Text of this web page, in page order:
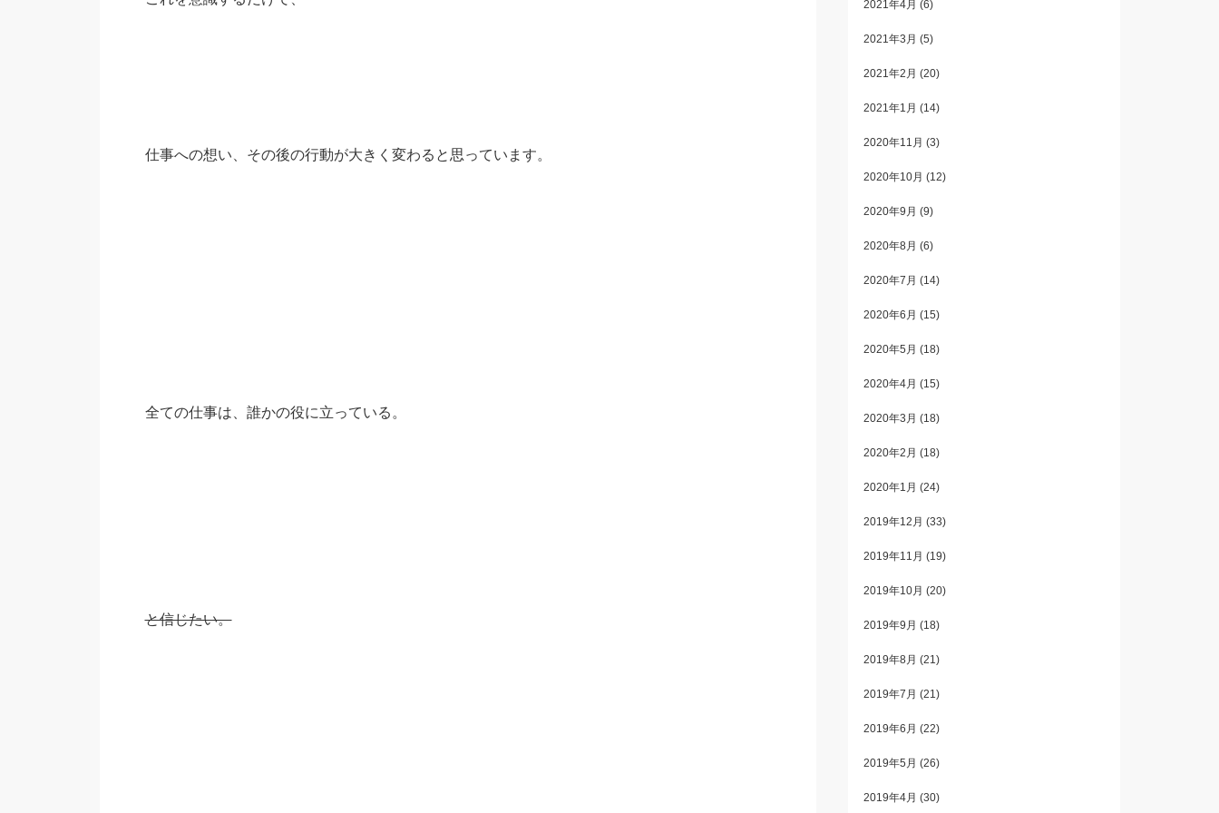
仕事への想い、その後の行動が大きく変わると思っています。
全ての仕事は、誰かの役に立っている。
と信じたい。
2021年4月 (6)
2021年3月 (5)
2021年2月 (20)
2021年1月 (14)
2020年11月 (3)
2020年10月 (12)
2020年9月 (9)
2020年8月 (6)
2020年7月 (14)
2020年6月 (15)
2020年5月 (18)
2020年4月 (15)
2020年3月 (18)
2020年2月 (18)
2020年1月 (24)
2019年12月 (33)
2019年11月 (19)
2019年10月 (20)
2019年9月 (18)
2019年8月 (21)
2019年7月 (21)
2019年6月 (22)
2019年5月 (26)
2019年4月 (30)